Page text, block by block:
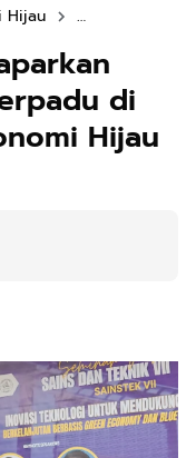
Hijau Maggot
di
Hijau